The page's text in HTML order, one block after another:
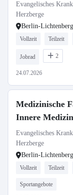
Evangelisches
Herzberge
Berlin-Lichtenberg
Vollzeit Teilzeit
Jobrad 2
24.07.2026
Medizinische
Innere Medizin
Evangelisches
Herzberge
Berlin-Lichtenberg
Vollzeit Teilzeit
Sportangebote